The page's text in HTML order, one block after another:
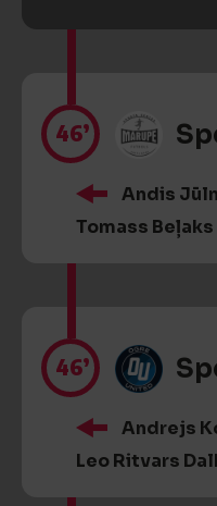
46’
Andis
Tomass Beļaks
46’
Andrejs
Leo Ritvars